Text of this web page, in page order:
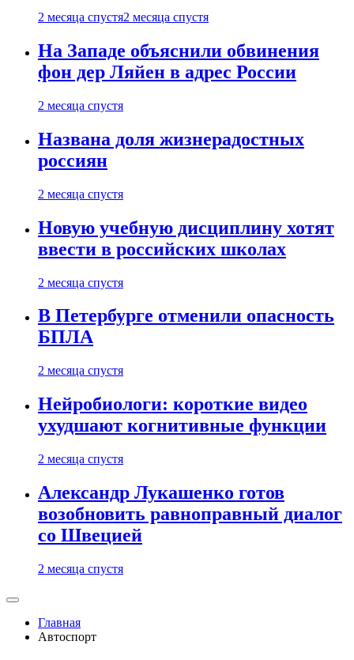
2 месяца спустя2 месяца спустя
На Западе объяснили обвинения
фон дер Ляйен в адрес России
2 месяца спустя
Названа доля жизнерадостных
россиян
2 месяца спустя
Новую учебную дисциплину хотят
ввести в российских школах
2 месяца спустя
В Петербурге отменили опасность
БПЛА
2 месяца спустя
Нейробиологи: короткие видео
ухудшают когнитивные функции
2 месяца спустя
Александр Лукашенко готов
возобновить равноправный диалог
со Швецией
2 месяца спустя
Главная
Автоспорт